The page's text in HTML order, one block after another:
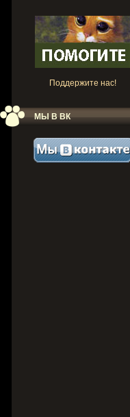
Поддержите нас!
МЫ В ВК